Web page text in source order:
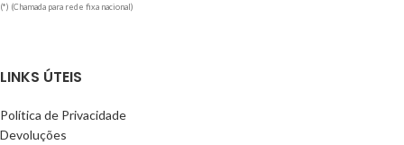
(*) (Chamada para rede fixa nacional)
LINKS ÚTEIS
Política de Privacidade
Devoluções